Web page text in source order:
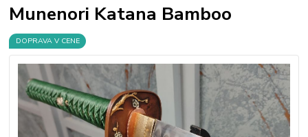
Munenori Katana Bamboo
DOPRAVA V CENE